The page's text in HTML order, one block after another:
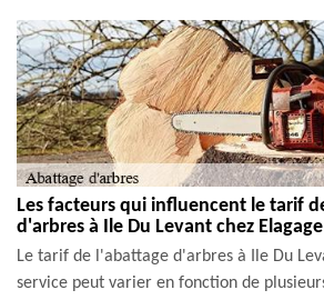
Les facteurs qui influencent le tarif
d'arbres à Ile Du Levant chez
Le tarif de l'abattage d'arbres à Ile Du
service peut varier en fonction de